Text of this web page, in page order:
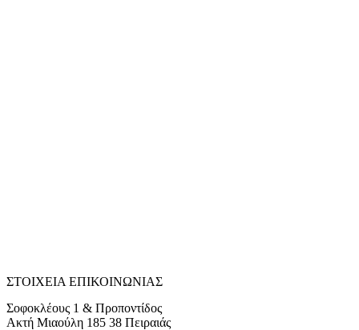
ΣΤΟΙΧΕΙΑ ΕΠΙΚΟΙΝΩΝΙΑΣ
Σοφοκλέους 1 & Προποντίδος
Ακτή Μιαούλη 185 38 Πειραιάς